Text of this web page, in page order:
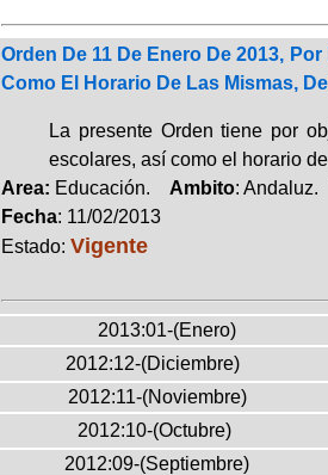
Orden De 11 De Enero De 2013,
Como El Horario De Las Mismas,
La presente Orden tiene por
escolares, así como el horario
Area: Educación. Ambito: Andaluz.
Fecha: 11/02/2013
Estado: Vigente
2013:01-(Enero)
2012:12-(Diciembre)
2012:11-(Noviembre)
2012:10-(Octubre)
2012:09-(Septiembre)